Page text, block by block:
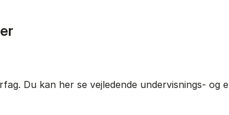
Du kan her se vejledende undervisnings-